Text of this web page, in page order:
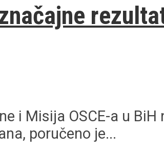
i Misija OSCE-a u
poručeno je...